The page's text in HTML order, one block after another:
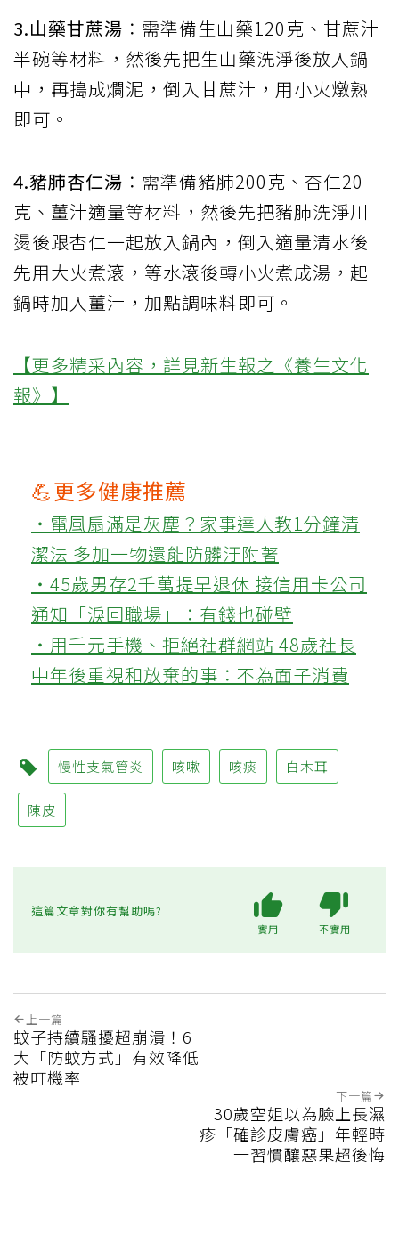
3.山藥甘蔗湯 ：需準備生山藥120克、甘蔗汁
半碗等材料，然後先把生山藥洗淨後放入鍋
中，再搗成爛泥，倒入甘蔗汁，用小火燉熟
即可。
4.豬肺杏仁湯 ：需準備豬肺200克、杏仁20
克、薑汁適量等材料，然後先把豬肺洗淨川
燙後跟杏仁一起放入鍋內，倒入適量清水後
先用大火煮滾，等水滾後轉小火煮成湯，起
鍋時加入薑汁，加點調味料即可。
【更多精采內容，詳見新生報之《養生文化
報》】
💪更多健康推薦
‧電風扇滿是灰塵？家事達人教1分鐘清
潔法 多加一物還能防髒汙附著
‧45歲男存2千萬提早退休 接信用卡公司
通知「淚回職場」：有錢也碰壁
‧用千元手機、拒絕社群網站 48歲社長
中年後重視和放棄的事：不為面子消費
慢性支氣管炎 咳嗽 咳痰 白木耳
陳皮
這篇文章對你有幫助嗎?
實用 不實用
上一篇
蚊子持續騷擾超崩潰！6
大「防蚊方式」有效降低
被叮機率
下一篇
30歲空姐以為臉上長濕
疹「確診皮膚癌」年輕時
一習慣釀惡果超後悔